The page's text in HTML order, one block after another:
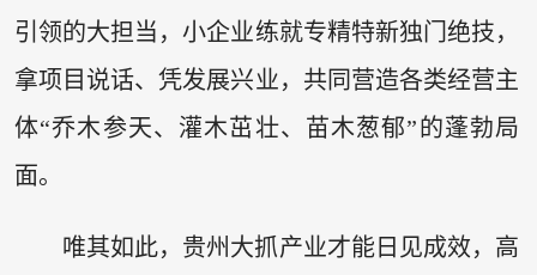
引领的大担当，小企业练就专精特新独门绝技，
拿项目说话、凭发展兴业，共同营造各类经营主
体“乔木参天、灌木茁壮、苗木葱郁”的蓬勃局
面。
唯其如此，贵州大抓产业才能日见成效，高